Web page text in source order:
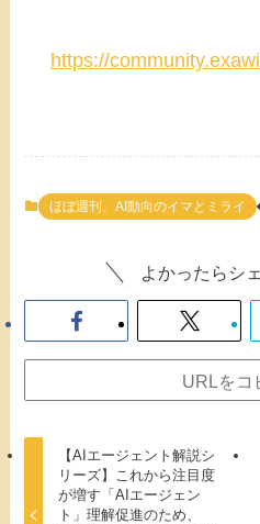
https://
ほぼ週刊、AI動向のイマとミライ
よかったらシ
URLをコ
【AIエージェント解説シ
リーズ】これから注目度
が増す「AIエージェン
ト」理解促進のため、